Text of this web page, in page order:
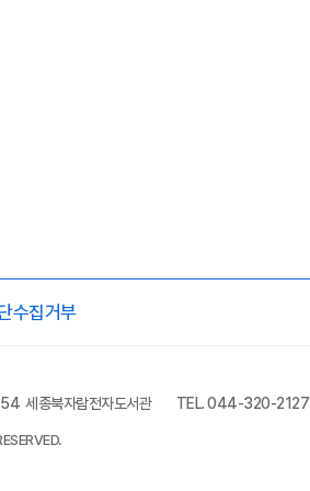
수집거부
세종북자람전자도서관 TEL. 044-320-2127